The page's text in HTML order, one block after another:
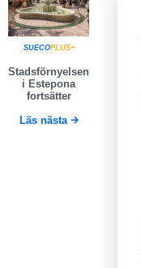
SUECOPLUS+
Stadsförnyelsen
i Estepona
fortsätter
Läs nästa